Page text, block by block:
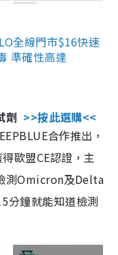
全線門市$16快速
準確性高達
劑 >>按此選購<<
合作推出，
歐盟CE認證，主
測Omicron及Delta
分鐘就能知道檢測